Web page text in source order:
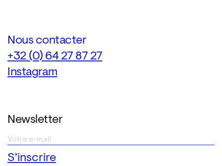
Nous contacter
+32 (0) 64 27 87 27
Instagram
Newsletter